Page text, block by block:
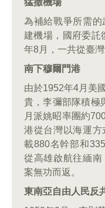
為補給戰爭所需
建機場，國府委託
年8月，一共從臺
南下穆爾門港
由於1952年4月美
貴，李彌部隊積極
月派姚昭率團約
港從台灣以海運
載880名幹部和
從高雄啟航往緬
案無功而返。
東南亞自由人民反